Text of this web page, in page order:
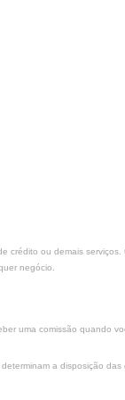
crédito ou demais
negócio.
uma comissão quando
a disposição das